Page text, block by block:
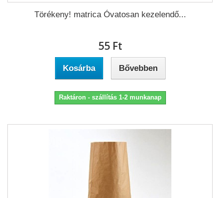
Törékeny! matrica Óvatosan kezelendő...
55 Ft‎
Kosárba Bővebben
Raktáron - szállítás 1-2 munkanap